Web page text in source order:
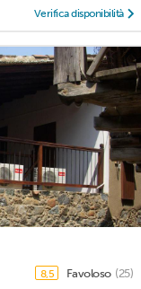
Verifica disponibilità
8,5 Favoloso (25)